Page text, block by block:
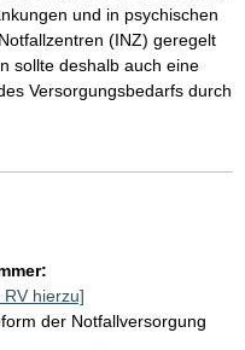
und in psychischen
(INZ) geregelt
sollte deshalb auch eine
Versorgungsbedarfs durch
RV hierzu]
der Notfallversorgung